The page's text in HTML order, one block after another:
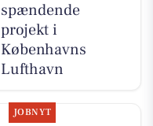
spændende
projekt i
Københavns
Lufthavn
JOBNYT